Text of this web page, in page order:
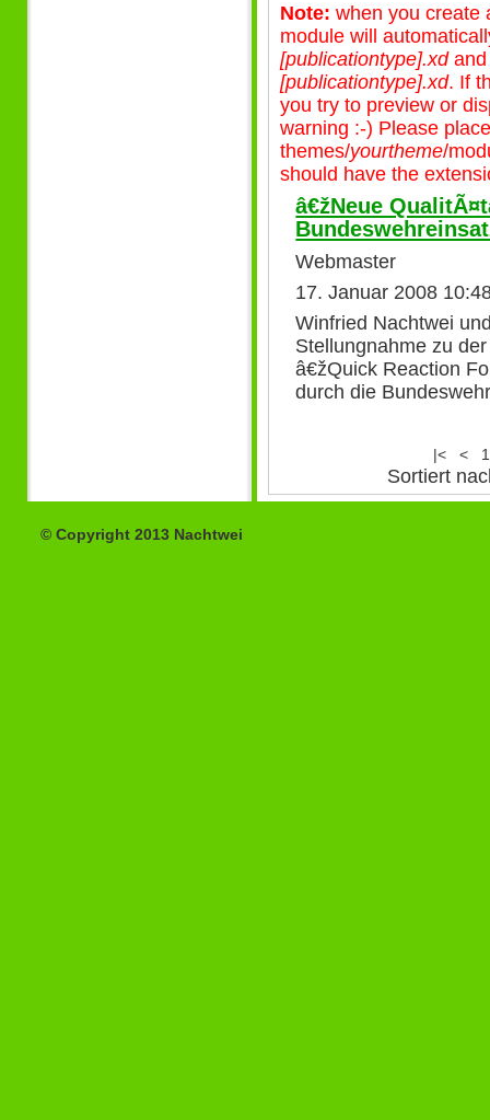
Note: when you create
module will
[publicationtype].xd
[publicationtype].xd. If
you try to preview or
warning :-) Please
themes/yourtheme/
should have the
â€žNeue
Webmaster
17. Januar 2008
Winfried Nachtwei
Stellungnahme zu
â€žQuick Reaction
durch die
|< < 1
Sortiert
© Copyright 2013 Nachtwei